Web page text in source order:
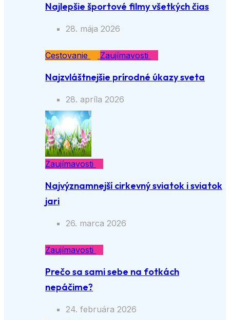
Najlepšie športové filmy všetkých čias
28. mája 2026
Cestovanie Zaujímavosti
Najzvláštnejšie prírodné úkazy sveta
28. apríla 2026
Zaujímavosti
Najvýznamnejší cirkevný sviatok i sviatok
jari
26. marca 2026
Zaujímavosti
Prečo sa sami sebe na fotkách
nepáčime?
24. februára 2026